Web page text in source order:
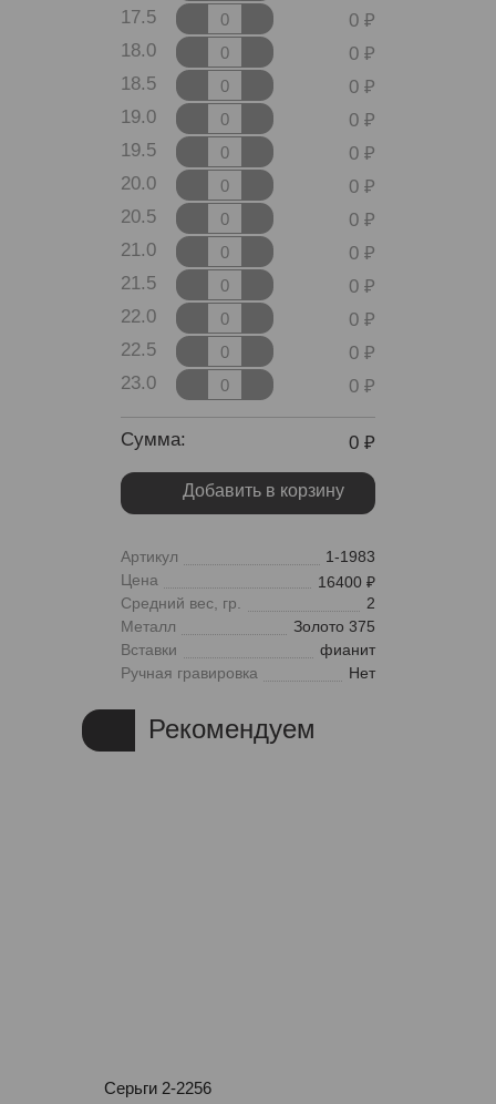
17.5
0
18.0
0
18.5
0
19.0
0
19.5
0
20.0
0
20.5
0
21.0
0
21.5
0
22.0
0
22.5
0
23.0
0
Сумма: 0
Добавить в корзину
Артикул
1-1983
Цена
16400
Средний вес, гр.
2
Металл
Золото 375
Вставки
фианит
Ручная гравировка
Нет
Рекомендуем
Серьги 2-2256